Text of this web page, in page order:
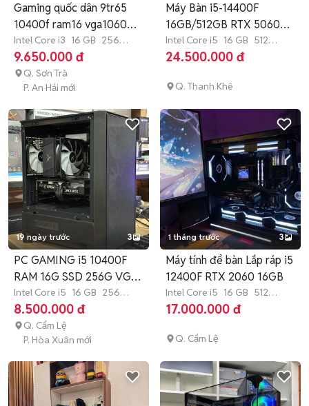
Gaming quốc dân 9tr65
10400f ram16 vga1060
màn27in
Intel Core i3 16 GB 256
GB SSD
9.650.000 đ
Q. Sơn Trà
P. An Hải mới
Máy Bàn i5-14400F
16GB/512GB RTX 5060
24 inch
Intel Core i5 16 GB 512
GB SSD
24.500.000 đ
Q. Thanh Khê
19 ngày trước 3
PC GAMING i5 10400F
RAM 16G SSD 256G VGA
1060 3G
Intel Core i5 16 GB 256
GB SSD
8.500.000 đ
Q. Cẩm Lệ
P. Hòa Xuân mới
1 tháng trước 3
Máy tính để bàn Lắp ráp i5
12400F RTX 2060 16GB
Intel Core i5 16 GB 512
GB SSD
17.000.000 đ
Q. Cẩm Lệ